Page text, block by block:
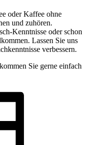
oder Kaffee ohne
und zuhören.
Kenntnisse oder schon
Lassen Sie uns
verbessern.
Sie gerne einfach